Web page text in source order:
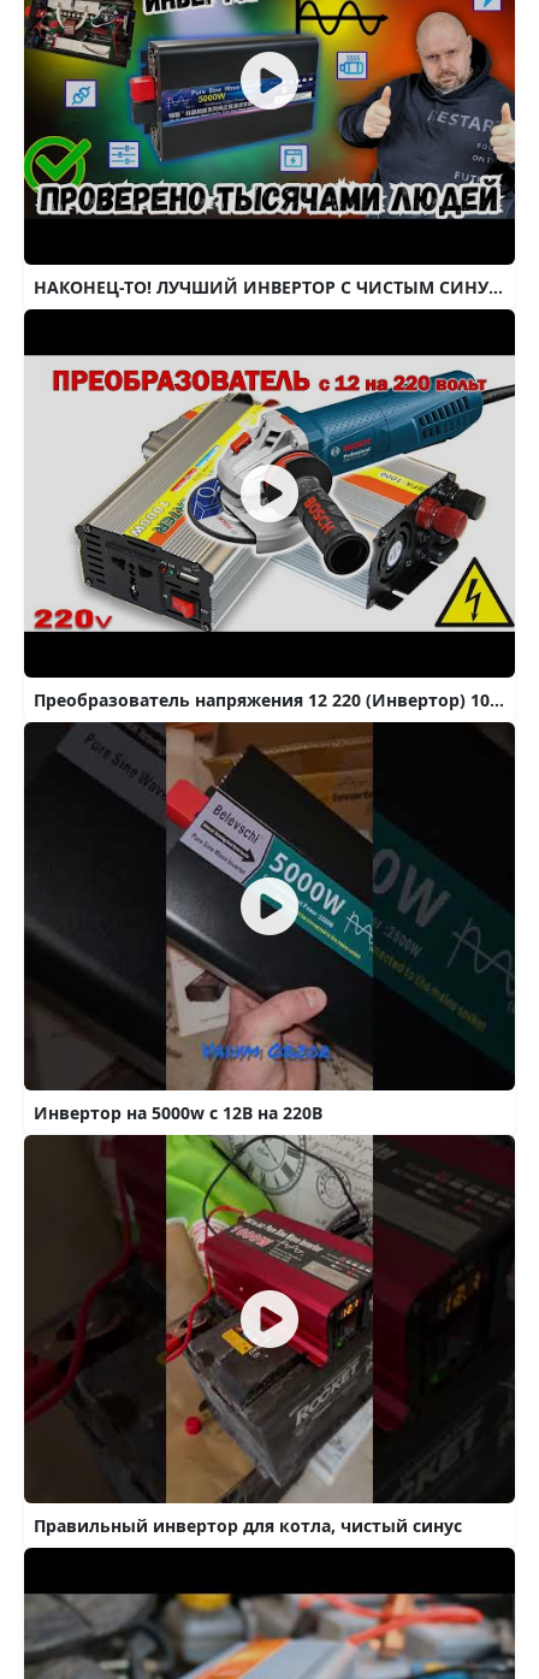
НАКОНЕЦ-ТО! ЛУЧШИЙ ИНВЕРТОР С ЧИСТЫМ СИНУСОМ. ПРОВЕРЕНО ТЫСЯЧАМИ ЛЮДЕЙ
Преобразователь напряжения 12 220 (Инвертор) 1000w
Инвертор на 5000w с 12В на 220В
Правильный инвертор для котла, чистый синус